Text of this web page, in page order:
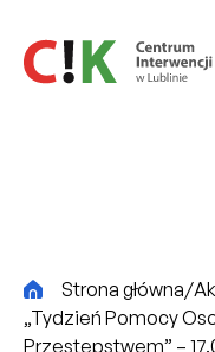
Strona głównaCiK
/
„Tydzień Pomocy
Przestępstwem” –